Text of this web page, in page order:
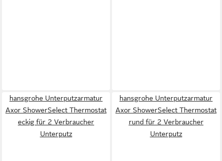
hansgrohe Unterputzarmatur
Axor ShowerSelect Thermostat
eckig für 2 Verbraucher
Unterputz
hansgrohe Unterputzarmatur
Axor ShowerSelect Thermostat
rund für 2 Verbraucher
Unterputz